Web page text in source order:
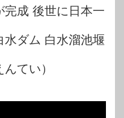
完成 後世に日本一
水ダム 白水溜池堰
てい）